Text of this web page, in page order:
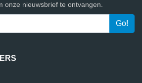
onze nieuwsbrief te ontvangen.